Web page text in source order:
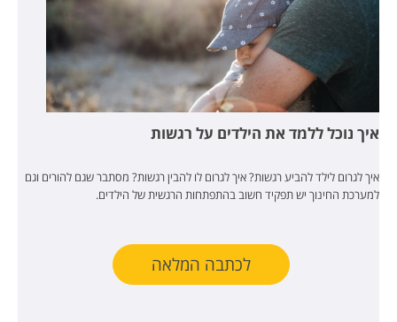
איך נוכל ללמד את הילדים על רגשות
איך לגרום לילד להביע רגשות? איך לגרום לו להבין רגשות? מסתבר שגם להורים וגם
למערכת החינוך יש תפקיד חשוב בהתפתחות הרגשית של הילדים.
לכתבה המלאה